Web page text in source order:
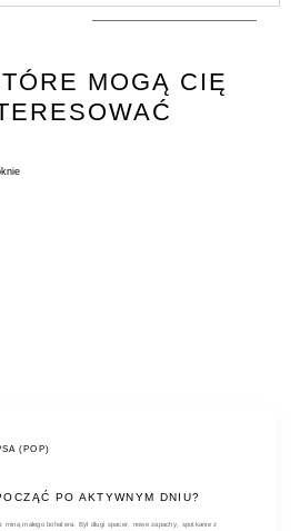
MOGĄ CIĘ
(POP)
PO AKTYWNYM DNIU?
małego bohatera. Był długi spacer, nowe zapachy, spotkanie z